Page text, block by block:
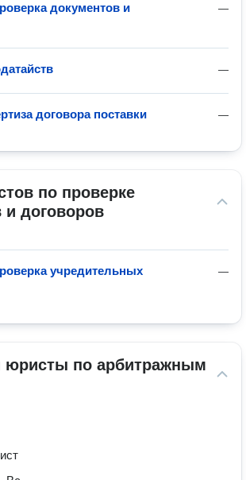
—
документов и
—
—
договора поставки
по проверке
и договоров
—
учредительных
юристы по арбитражным